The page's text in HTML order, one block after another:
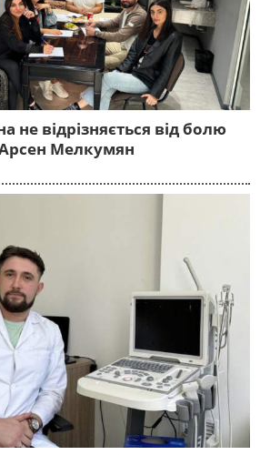
не відрізняється від болю
Мелкумян